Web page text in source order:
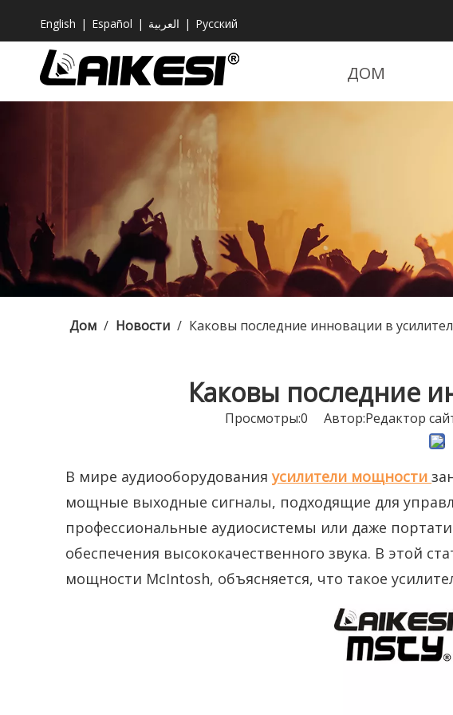
English | Español | العربية | Pусский
ДОМ
Дом / Новости / Каковы последние инновации в
Каковы последние
Просмотры:0 Автор:Pедактор
В мире аудиооборудованияусилители мощности
мощные выходные сигналы, подходящие для
профессиональные аудиосистемы или даже
обеспечения высококачественного звука. В этой
мощности McIntosh, объясняется, что такое